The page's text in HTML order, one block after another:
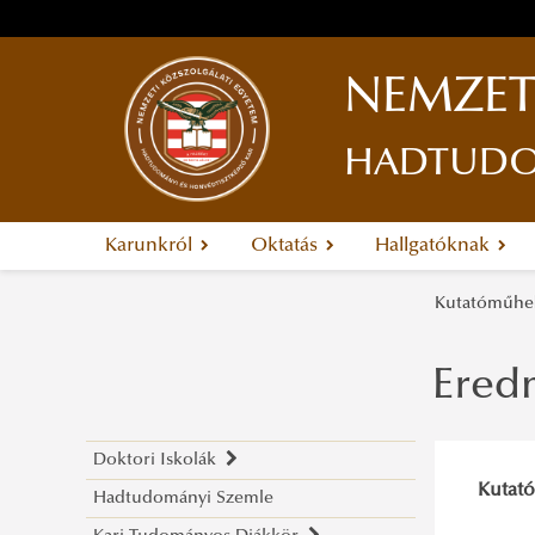
Karunkról Oktatás Hallgatóknak
Doktori Iskolák
Hadtudományi Doktori Iskola
Hadtudományi Szemle